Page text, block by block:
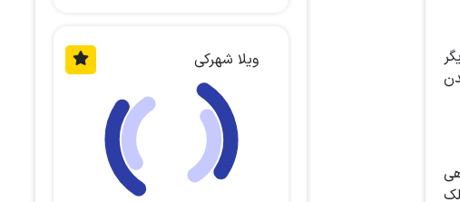
ویلا شهرکی